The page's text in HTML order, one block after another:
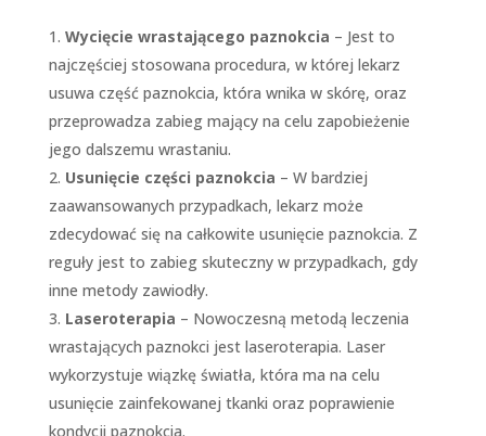
Wycięcie wrastającego paznokcia – Jest to
najczęściej stosowana procedura, w której lekarz
usuwa część paznokcia, która wnika w skórę, oraz
przeprowadza zabieg mający na celu zapobieżenie
jego dalszemu wrastaniu.
Usunięcie części paznokcia – W bardziej
zaawansowanych przypadkach, lekarz może
zdecydować się na całkowite usunięcie paznokcia. Z
reguły jest to zabieg skuteczny w przypadkach, gdy
inne metody zawiodły.
Laseroterapia – Nowoczesną metodą leczenia
wrastających paznokci jest laseroterapia. Laser
wykorzystuje wiązkę światła, która ma na celu
usunięcie zainfekowanej tkanki oraz poprawienie
kondycji paznokcia.